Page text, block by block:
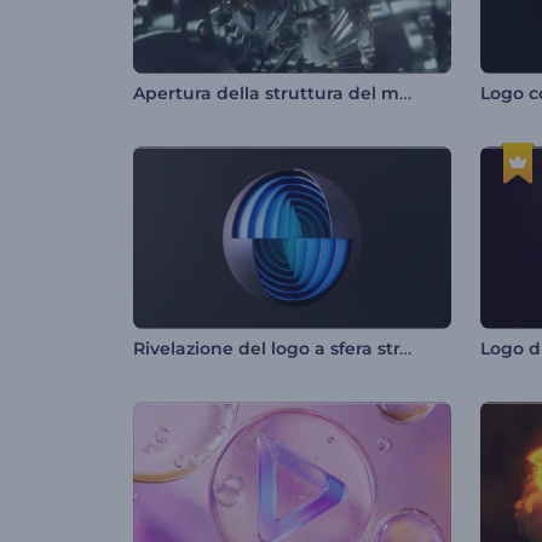
Apertura della struttura del meccanismo
Rivelazione del logo a sfera stratificata Logo